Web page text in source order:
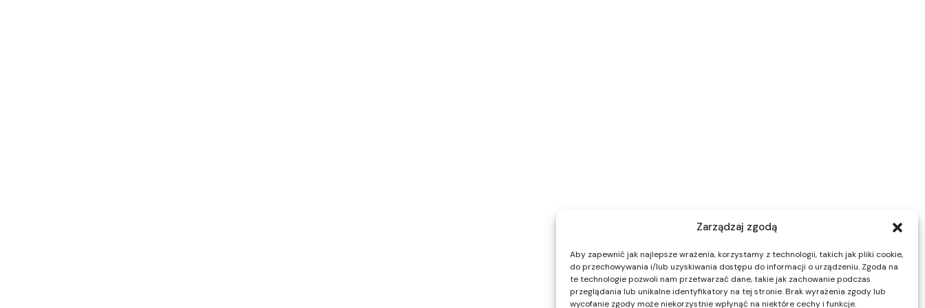
Zarządzaj zgodą
Aby zapewnić jak najlepsze wrażenia, korzystamy z technologii, takich jak pliki cookie,
do przechowywania i/lub uzyskiwania dostępu do informacji o urządzeniu. Zgoda na
te technologie pozwoli nam przetwarzać dane, takie jak zachowanie podczas
przeglądania lub unikalne identyfikatory na tej stronie. Brak wyrażenia zgody lub
wycofanie zgody może niekorzystnie wpłynąć na niektóre cechy i funkcje.